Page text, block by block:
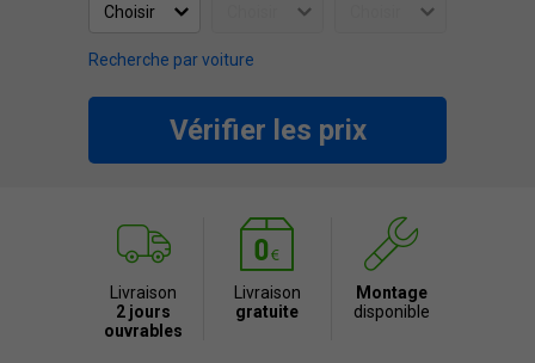
Recherche par voiture
Vérifier les prix
Livraison
2 jours
ouvrables
Livraison
gratuite
Montage
disponible